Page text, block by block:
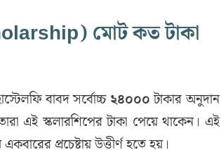
মোট কত টাকা
বাবদ সর্বোচ্চ২৪০০০টাকার অনুদান
এই স্কলারশিপের টাকা পেয়ে থাকেন। এই
প্রচেষ্টায় উত্তীর্ণ হতে হয়।